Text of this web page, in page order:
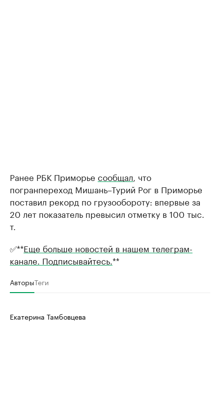
Ранее РБК Приморье сообщал , что
погранпереход Мишань–Турий Рог в Приморье
поставил рекорд по грузообороту: впервые за
20 лет показатель превысил отметку в 100 тыс.
т.
✅**Еще больше новостей в нашем телеграм-
канале. Подписывайтесь. **
АвторыТеги
Екатерина Тамбовцева